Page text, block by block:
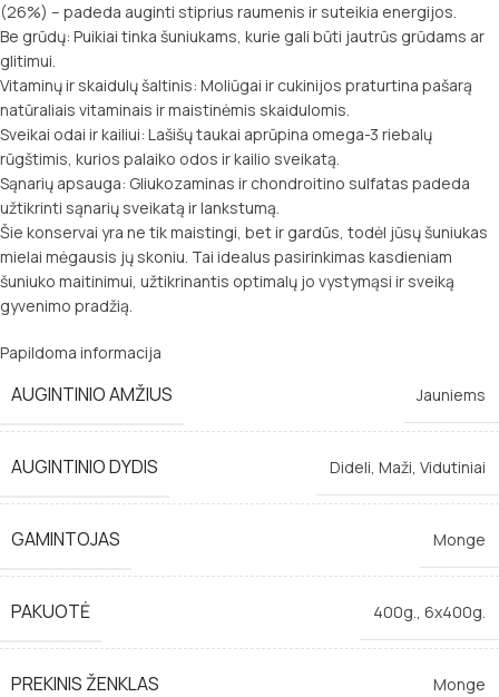
(26%) – padeda auginti stiprius raumenis ir suteikia energijos.
Be grūdų: Puikiai tinka šuniukams, kurie gali būti jautrūs grūdams ar
glitimui.
Vitaminų ir skaidulų šaltinis: Moliūgai ir cukinijos praturtina pašarą
natūraliais vitaminais ir maistinėmis skaidulomis.
Sveikai odai ir kailiui: Lašišų taukai aprūpina omega-3 riebalų
rūgštimis, kurios palaiko odos ir kailio sveikatą.
Sąnarių apsauga: Gliukozaminas ir chondroitino sulfatas padeda
užtikrinti sąnarių sveikatą ir lankstumą.
Šie konservai yra ne tik maistingi, bet ir gardūs, todėl jūsų šuniukas
mielai mėgausis jų skoniu. Tai idealus pasirinkimas kasdieniam
šuniuko maitinimui, užtikrinantis optimalų jo vystymąsi ir sveiką
gyvenimo pradžią.
Papildoma informacija
AUGINTINIO AMŽIUS Jauniems
AUGINTINIO DYDIS Dideli, Maži, Vidutiniai
GAMINTOJAS Monge
PAKUOTĖ 400g., 6x400g.
PREKINIS ŽENKLAS Monge